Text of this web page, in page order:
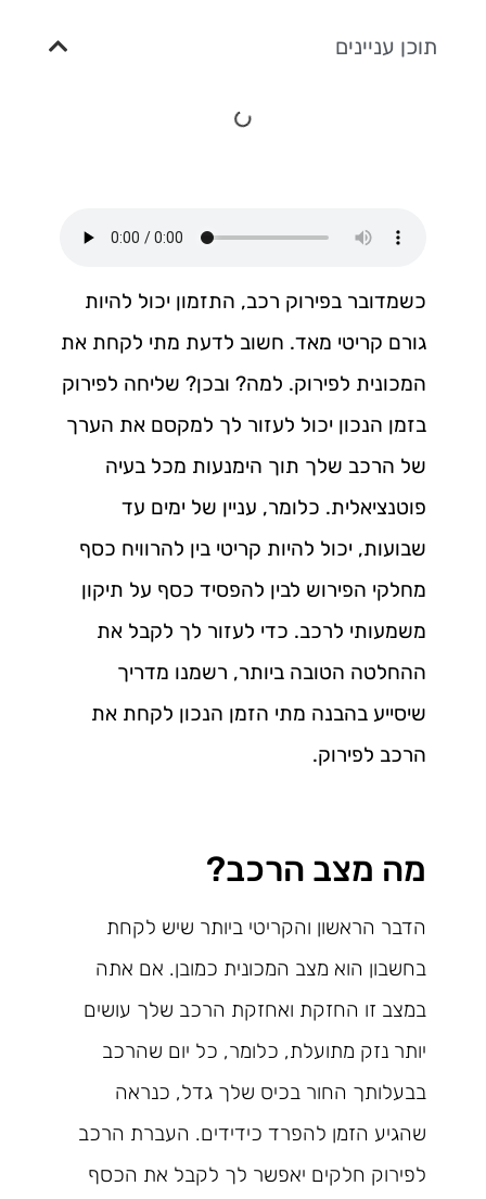
כשמדובר בפירוק רכב, התזמון יכול להיות
גורם קריטי מאד. חשוב לדעת מתי לקחת את
המכונית לפירוק. למה? ובכן? שליחה לפירוק
בזמן הנכון יכול לעזור לך למקסם את הערך
של הרכב שלך תוך הימנעות מכל בעיה
פוטנציאלית. כלומר, עניין של ימים עד
שבועות, יכול להיות קריטי בין להרוויח כסף
מחלקי הפירוש לבין להפסיד כסף על תיקון
משמעותי לרכב. כדי לעזור לך לקבל את
ההחלטה הטובה ביותר, רשמנו מדריך
שיסייע בהבנה מתי הזמן הנכון לקחת את
הרכב לפירוק.
מה מצב הרכב?
הדבר הראשון והקריטי ביותר שיש לקחת
בחשבון הוא מצב המכונית כמובן. אם אתה
במצב זו החזקת ואחזקת הרכב שלך עושים
יותר נזק מתועלת, כלומר, כל יום שהרכב
בבעלותך החור בכיס שלך גדל, כנראה
שהגיע הזמן להפרד כידידים. העברת הרכב
לפירוק חלקים יאפשר לך לקבל את הכסף
תוכן עניינים